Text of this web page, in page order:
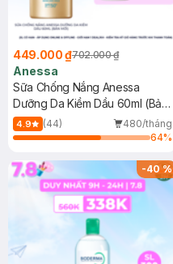
449.000 ₫702.000 ₫
Anessa
Sữa Chống Nắng Anessa
Dưỡng Da Kiềm Dầu 60ml (Bản
Mới)
4.9 (44)
480/tháng
64%
-40%